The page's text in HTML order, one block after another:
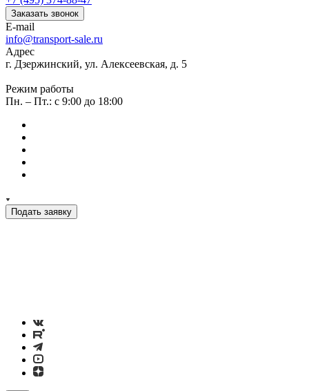
Заказать звонок
E-mail
info@transport-sale.ru
Адрес
г. Дзержинский, ул. Алексеевская, д. 5
Режим работы
Пн. – Пт.: с 9:00 до 18:00
Подать заявку